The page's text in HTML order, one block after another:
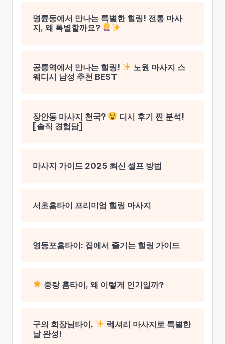
명륜동에서 만나는 특별한 힐링! 전통 마사
지, 왜 특별할까요?
공릉역에서 만나는 힐링!
노원 마사지 스
웨디시 남성 추천 BEST
장안동 마사지 천국?
디시 후기 찐 분석!
[솔직 경험담]
마사지 가이드 2025 최신 셀프 방법
서초홈타이 프리미엄 힐링 마사지
영등포홈타이: 집에서 즐기는 힐링 가이드
중랑 홈타이, 왜 이렇게 인기일까?
구의 회장님타이,
럭셔리 마사지로 특별한
날 완성!